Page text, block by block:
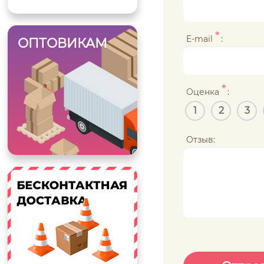
ОПТОВИКАМ E-mail * :
Оценка * :
1 2 3
Отзыв: